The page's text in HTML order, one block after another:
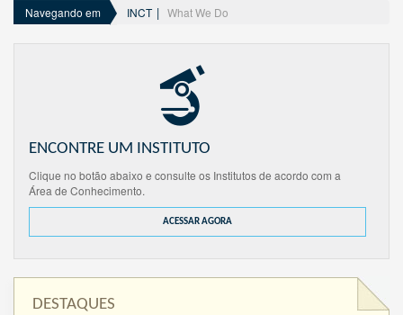
Navegando em INCT What We Do
ENCONTRE UM INSTITUTO
Clique no botão abaixo e consulte os Institutos de acordo com a
Área de Conhecimento.
ACESSAR AGORA
DESTAQUES